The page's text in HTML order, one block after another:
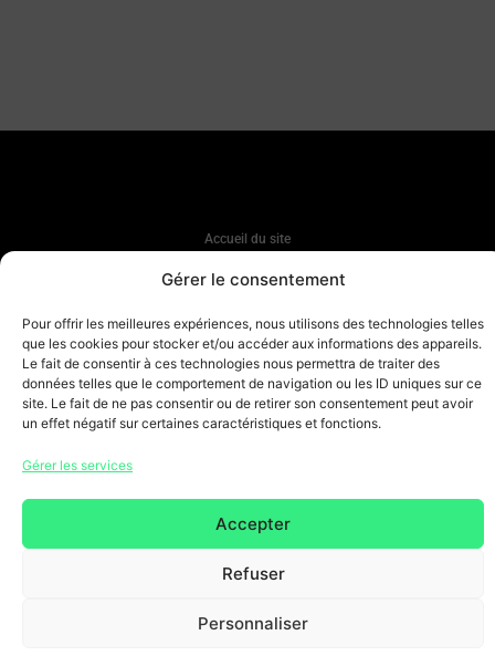
Gérer le consentement
Pour offrir les meilleures expériences, nous utilisons des technologies telles
que les cookies pour stocker et/ou accéder aux informations des appareils.
Le fait de consentir à ces technologies nous permettra de traiter des
données telles que le comportement de navigation ou les ID uniques sur ce
site. Le fait de ne pas consentir ou de retirer son consentement peut avoir
un effet négatif sur certaines caractéristiques et fonctions.
Gérer les services
Accepter
Refuser
Personnaliser
Mentions légales & Politique de
confidentialité
Copyright 2026 © Tous droits réservés. Design by
SCRAT
Accueil du site